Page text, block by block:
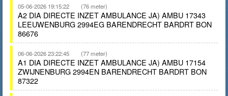
05-06-2026 19:15:22 (76 meter)
A2 DIA DIRECTE INZET AMBULANCE JA) AMBU 17343
LEEUWENBURG 2994EG BARENDRECHT BARDRT BON
86676
06-06-2026 23:22:45 (77 meter)
A1 DIA DIRECTE INZET AMBULANCE JA) AMBU 17154
ZWIJNENBURG 2994EN BARENDRECHT BARDRT BON
87322